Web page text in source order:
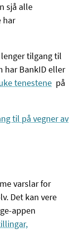
sjå alle
har
tilgang til
har BankID eller
tenestene på
til på vegner av
varslar for
Det kan vere
appen